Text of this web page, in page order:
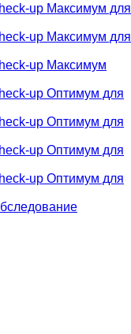
up Максимум для
up Максимум для
up Максимум
up Оптимум для
up Оптимум для
up Оптимум для
up Оптимум для